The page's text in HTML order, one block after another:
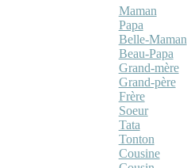
Maman
Papa
Belle-Maman
Beau-Papa
Grand-mère
Grand-père
Frère
Soeur
Tata
Tonton
Cousine